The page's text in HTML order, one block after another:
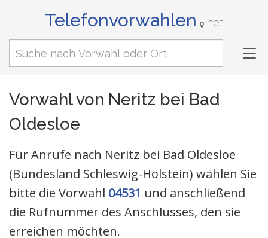
Telefonvorwahlen net
Vorwahl von Neritz bei Bad
Oldesloe
Für Anrufe nach Neritz bei Bad Oldesloe
(Bundesland Schleswig-Holstein) wählen Sie
bitte die Vorwahl 04531 und anschließend
die Rufnummer des Anschlusses, den sie
erreichen möchten.